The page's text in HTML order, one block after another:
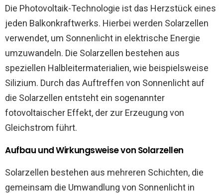
Die Photovoltaik-Technologie ist das Herzstück eines
jeden Balkonkraftwerks. Hierbei werden Solarzellen
verwendet, um Sonnenlicht in elektrische Energie
umzuwandeln. Die Solarzellen bestehen aus
speziellen Halbleitermaterialien, wie beispielsweise
Silizium. Durch das Auftreffen von Sonnenlicht auf
die Solarzellen entsteht ein sogenannter
fotovoltaischer Effekt, der zur Erzeugung von
Gleichstrom führt.
Aufbau und Wirkungsweise von Solarzellen
Solarzellen bestehen aus mehreren Schichten, die
gemeinsam die Umwandlung von Sonnenlicht in